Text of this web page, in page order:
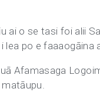
ai o se tasi foi alii
lea po e faaaogāina
Afamasaga
matāupu.